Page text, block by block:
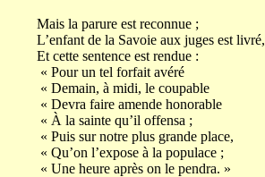
Mais la parure est reconnue ;
L’enfant de la Savoie aux juges est livré,
Et cette sentence est rendue :
« Pour un tel forfait avéré
« Demain, à midi, le coupable
« Devra faire amende honorable
« À la sainte qu’il offensa ;
« Puis sur notre plus grande place,
« Qu’on l’expose à la populace ;
« Une heure après on le pendra. »